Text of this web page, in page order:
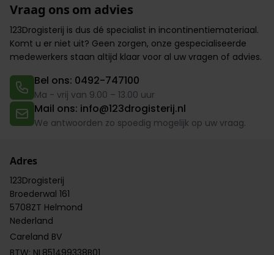
Vraag ons om advies
123Drogisterij is dus dé specialist in incontinentiemateriaal.
Komt u er niet uit? Geen zorgen, onze gespecialiseerde
medewerkers staan altijd klaar voor al uw vragen of advies.
Bel ons: 0492-747100
Ma - vrij van 9.00 – 13.00 uur
Mail ons: info@123drogisterij.nl
We antwoorden zo spoedig mogelijk op uw vraag.
Adres
123Drogisterij
Broederwal 161
5708ZT Helmond
Nederland
Careland BV
BTW: NL851499338B01